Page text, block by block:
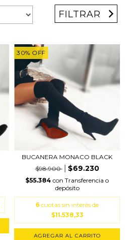
FILTRAR
30% OFF
BUCANERA MONACO BLACK
$98.900
$69.230
$55.384 con Transferencia o
depósito
6 cuotas sin interés de
$11.538,33
AGREGAR AL CARRITO